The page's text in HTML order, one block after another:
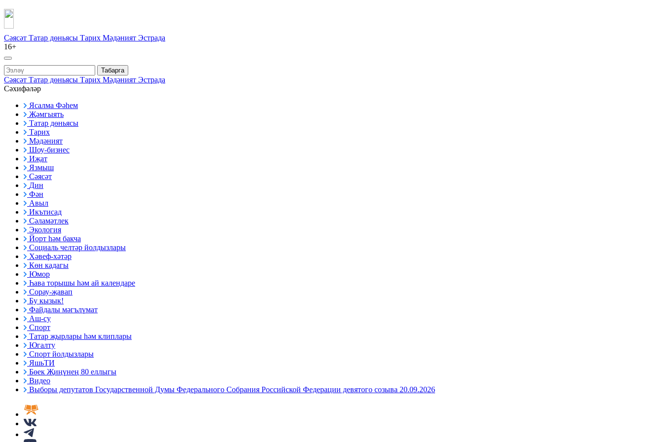
Сәясәт Татар дөньясы Тарих Мәдәният Эстрада
16+
Табарга
Сәясәт Татар дөньясы Тарих Мәдәният Эстрада
Сәхифәләр
Ясалма Фәһем
Җәмгыять
Татар дөньясы
Тарих
Мәдәният
Шоу-бизнес
Иҗат
Язмыш
Сәясәт
Дин
Фән
Авыл
Икътисад
Сәламәтлек
Экология
Йорт һәм бакча
Социаль челтәр йолдызлары
Хәвеф-хәтәр
Көн кадагы
Юмор
Һава торышы һәм ай календаре
Сорау-җавап
Бу кызык!
Файдалы мәгълүмат
Аш-су
Спорт
Татар җырлары һәм клиплары
Югалту
Спорт йолдызлары
ЯшьТИ
Бөек Җиңүнең 80 еллыгы
Видео
Выборы депутатов Государственной Думы Федерального Собрания Российской Федерации девятого созыва 20.09.2026